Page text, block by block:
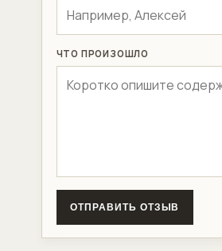
ЧТО ПРОИЗОШЛО
ОТПРАВИТЬ ОТЗЫВ